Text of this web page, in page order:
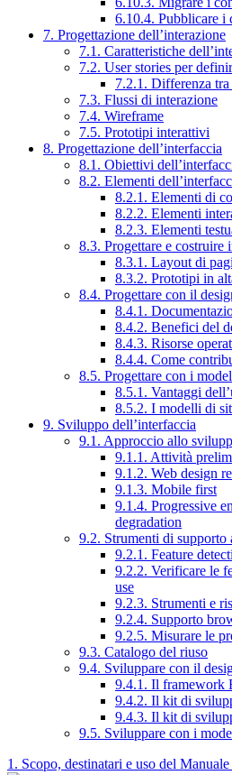
6.10.4. Pubblicare i
7. Progettazione dell’interazione
7.1. Caratteristiche
7.2. User stories per
7.2.1. Differenza tra
7.3. Flussi di interazione
7.4. Wireframe
7.5. Prototipi interattivi
8. Progettazione dell’interfaccia
8.1. Obiettivi
8.2. Elementi
8.2.1. Elementi di
8.2.2. Elementi
8.2.3. Elementi
8.3. Progettare e costruire
8.3.1. Layout di
8.3.2. Prototipi in
8.4. Progettare con il
8.4.1.
8.4.2. Benefici del
8.4.3. Risorse
8.4.4. Come
8.5. Progettare con i
8.5.1. Vantaggi
8.5.2. I modelli di
9. Sviluppo dell’interfaccia
9.1. Approccio allo
9.1.1. Attività
9.1.2. Web design
9.1.3. Mobile first
9.1.4. Progressive
degradation
9.2. Strumenti di
9.2.1. Feature
9.2.2. Verificare le
use
9.2.3. Strumenti e
9.2.4. Supporto
9.2.5. Misurare le
9.3. Catalogo del riuso
9.4. Sviluppare con il
9.4.1. Il framework
9.4.2. Il kit di
9.4.3. Il kit di
9.5. Sviluppare con i
1. Scopo, destinatari e uso del